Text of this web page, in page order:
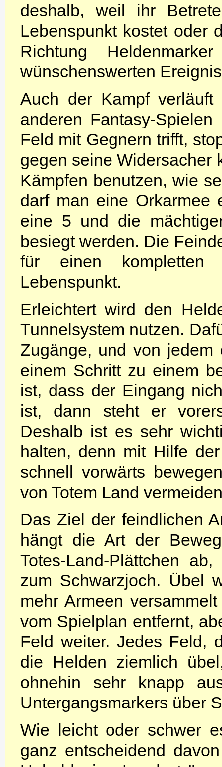
deshalb, weil ihr
Lebenspunkt kostet oder
Richtung
wünschenswerten
Auch der Kampf
anderen Fantasy-
Feld mit Gegnern trifft,
gegen seine Widersacher
Kämpfen benutzen, wie
darf man eine Orkarmee
eine 5 und die
besiegt werden. Die
für einen kompletten
Lebenspunkt.
Erleichtert wird den
Tunnelsystem nutzen.
Zugänge, und von
einem Schritt zu einem
ist, dass der Eingang
ist, dann steht er
Deshalb ist es sehr
halten, denn mit Hilfe
schnell vorwärts
von Totem Land
Das Ziel der feindlichen
hängt die Art der
Totes-Land-Plättchen
zum Schwarzjoch. Übel
mehr Armeen
vom Spielplan entfernt,
Feld weiter. Jedes Feld,
die Helden ziemlich
ohnehin sehr knapp
Untergangsmarkers über
Wie leicht oder schwer
ganz entscheidend